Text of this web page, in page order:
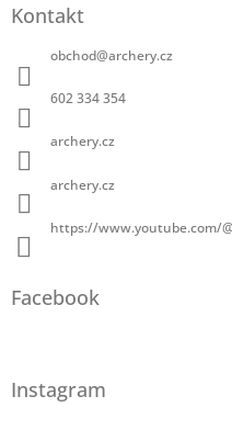
Kontakt
obchod@archery.cz
602 334 354
archery.cz
archery.cz
https://www.youtube.com/
Facebook
Instagram